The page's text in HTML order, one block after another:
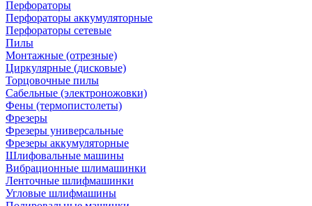
Перфораторы
Перфораторы аккумуляторные
Перфораторы сетевые
Пилы
Монтажные (отрезные)
Циркулярные (дисковые)
Торцовочные пилы
Сабельные (электроножовки)
Фены (термопистолеты)
Фрезеры
Фрезеры универсальные
Фрезеры аккумуляторные
Шлифовальные машины
Вибрационные шлимашинки
Ленточные шлифмашинки
Угловые шлифмашины